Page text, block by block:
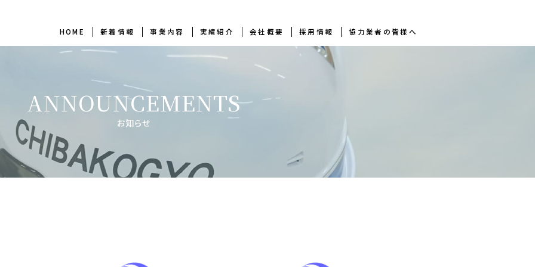
HOME 新着情報 事業内容 実績紹介 会社概要 採用情報 協力業者の皆様へ
ANNOUNCEMENTS
お知らせ